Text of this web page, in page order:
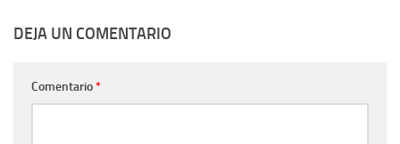
DEJA UN COMENTARIO
Comentario*